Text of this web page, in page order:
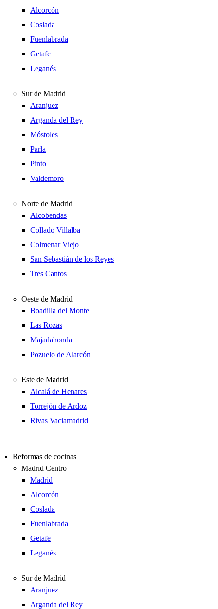
Alcorcón
Coslada
Fuenlabrada
Getafe
Leganés
Sur de Madrid
Aranjuez
Arganda del Rey
Móstoles
Parla
Pinto
Valdemoro
Norte de Madrid
Alcobendas
Collado Villalba
Colmenar Viejo
San Sebastián de los Reyes
Tres Cantos
Oeste de Madrid
Boadilla del Monte
Las Rozas
Majadahonda
Pozuelo de Alarcón
Este de Madrid
Alcalá de Henares
Torrejón de Ardoz
Rivas Vaciamadrid
Reformas de cocinas
Madrid Centro
Madrid
Alcorcón
Coslada
Fuenlabrada
Getafe
Leganés
Sur de Madrid
Aranjuez
Arganda del Rey